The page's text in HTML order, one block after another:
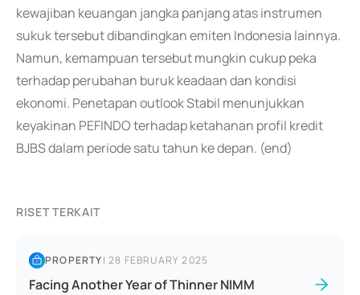
kewajiban keuangan jangka panjang atas instrumen
sukuk tersebut dibandingkan emiten Indonesia lainnya.
Namun, kemampuan tersebut mungkin cukup peka
terhadap perubahan buruk keadaan dan kondisi
ekonomi. Penetapan outlook Stabil menunjukkan
keyakinan PEFINDO terhadap ketahanan profil kredit
BJBS dalam periode satu tahun ke depan. (end)
RISET TERKAIT
PROPERTY|28 FEBRUARY 2025
Facing Another Year of Thinner NIMM